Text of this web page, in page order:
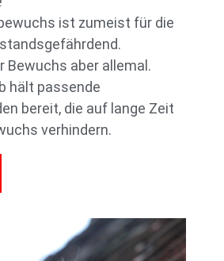
ist zumeist für die
Bewuchs aber allemal.
hält passende
bereit, die auf lange Zeit
verhindern.